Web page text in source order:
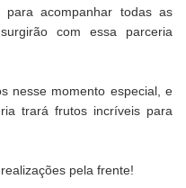
acompanhar todas as
com essa parceria
nesse momento especial, e
trará frutos incríveis para
pela frente!